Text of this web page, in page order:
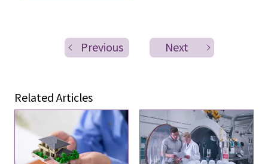
Previous Next
Related Articles